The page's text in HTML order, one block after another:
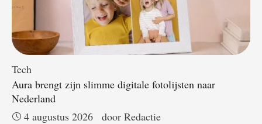
Tech
Aura brengt zijn slimme digitale fotolijsten naar
Nederland
4 augustus 2026
door Redactie